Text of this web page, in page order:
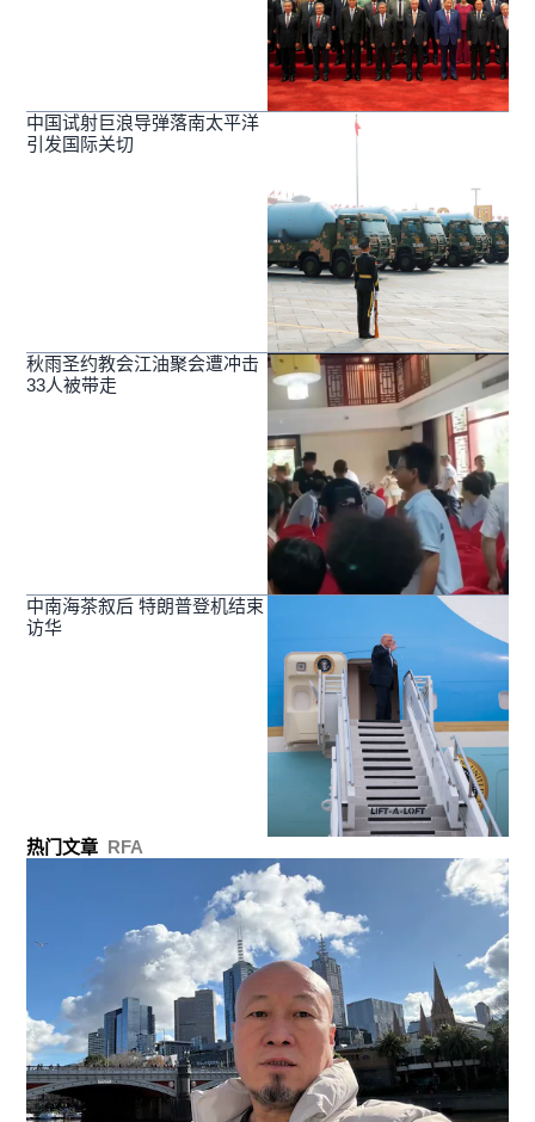
中国试射巨浪导弹落南太平洋
引发国际关切
秋雨圣约教会江油聚会遭冲击
33人被带走
中南海茶叙后 特朗普登机结束
访华
热门文章 RFA